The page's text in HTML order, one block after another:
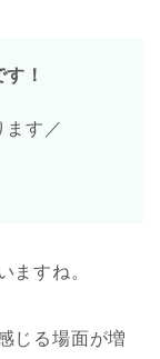
！
ます／
ますね。
じる場面が増